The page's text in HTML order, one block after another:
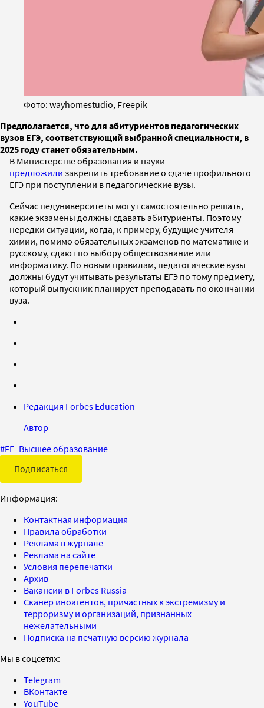
Фото: wayhomestudio, Freepik
Предполагается, что для абитуриентов педагогических
вузов ЕГЭ, соответствующий выбранной специальности, в
2025 году станет обязательным.
В Министерстве образования и науки
предложили закрепить требование о сдаче профильного
ЕГЭ при поступлении в педагогические вузы.
Сейчас педуниверситеты могут самостоятельно решать,
какие экзамены должны сдавать абитуриенты. Поэтому
нередки ситуации, когда, к примеру, будущие учителя
химии, помимо обязательных экзаменов по математике и
русскому, сдают по выбору обществознание или
информатику. По новым правилам, педагогические вузы
должны будут учитывать результаты ЕГЭ по тому предмету,
который выпускник планирует преподавать по окончании
вуза.
Редакция Forbes Education
Автор
#FE_Высшее образование
Подписаться
Информация:
Контактная информация
Правила обработки
Реклама в журнале
Реклама на сайте
Условия перепечатки
Архив
Вакансии в Forbes Russia
Сканер иноагентов, причастных к экстремизму и
терроризму и организаций, признанных
нежелательными
Подписка на печатную версию журнала
Мы в соцсетях:
Telegram
ВКонтакте
YouTube